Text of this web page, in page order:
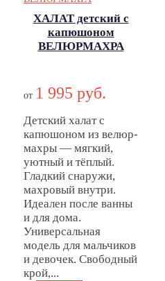
ХАЛАТ детский с
капюшоном
ВЕЛЮРМАХРА
ВЕЛЮРМАХРА
от 1 995 руб.
Детский халат с
капюшоном из велюр-
махры — мягкий,
уютный и тёплый.
Гладкий снаружи,
махровый внутри.
Идеален после ванны
и для дома.
Универсальная
модель для мальчиков
и девочек. Свободный
крой,...